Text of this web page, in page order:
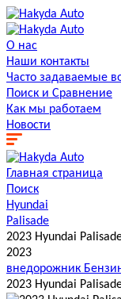
О нас
Наши контакты
Часто задаваемые
Поиск и Сравнение
Как мы работаем
Новости
Главная страница
Поиск
Hyundai
Palisade
2023 Hyundai
2023
внедорожник
2023 Hyundai